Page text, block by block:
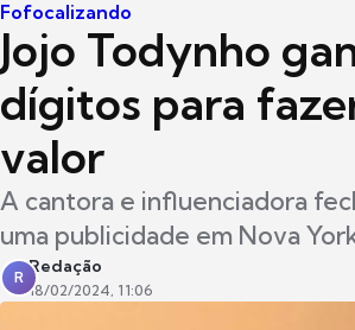
Fofocalizando
Jojo Todynho
dígitos para
valor
A cantora e influenciadora
uma publicidade em Nova
R
Redação
18/02/2024, 11:06